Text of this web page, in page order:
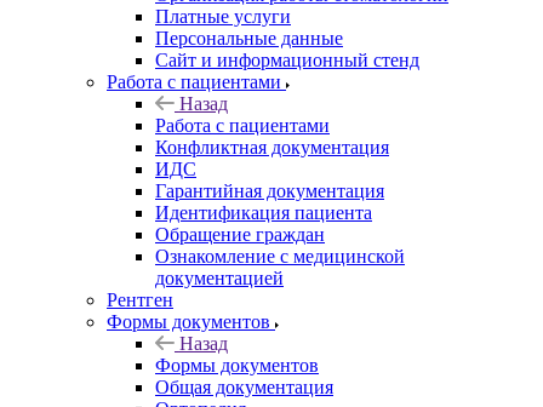
Платные услуги
Персональные данные
Сайт и информационный стенд
Работа с пациентами
Назад
Работа с пациентами
Конфликтная документация
ИДС
Гарантийная документация
Идентификация пациента
Обращение граждан
Ознакомление с медицинской
документацией
Рентген
Формы документов
Назад
Формы документов
Общая документация